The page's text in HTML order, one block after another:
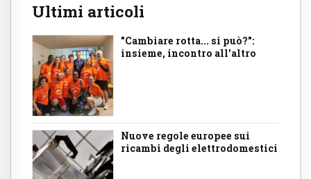
Ultimi articoli
"Cambiare rotta... si può?":
insieme, incontro all'altro
Nuove regole europee sui
ricambi degli elettrodomestici